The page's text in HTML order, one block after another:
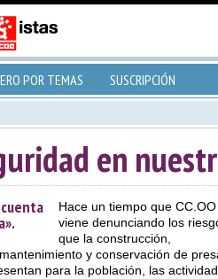
POR TEMAS SUSCRIPCIÓN
en
Hace un tiempo que CC.OO
viene denunciando los
que la construcción,
y conservación de
para la población, las